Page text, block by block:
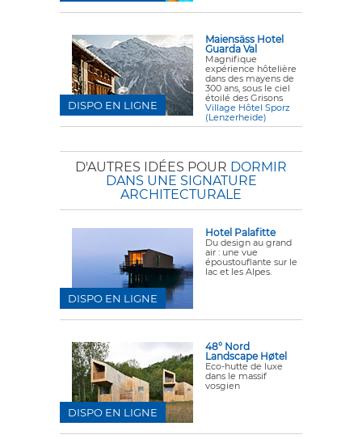
Maiensäss Hotel
Guarda Val
Magnifique
expérience hôtelière
dans des mayens de
300 ans, sous le ciel
étoilé des Grisons
Village Hôtel Sporz
(Lenzerheide)
DISPO EN LIGNE
D'AUTRES IDÉES POUR DORMIR
DANS UNE SIGNATURE
ARCHITECTURALE
Hotel Palafitte
Du design au grand
air : une vue
époustouflante sur le
lac et les Alpes.
DISPO EN LIGNE
48° Nord
Landscape Høtel
Eco-hutte de luxe
dans le massif
vosgien
DISPO EN LIGNE